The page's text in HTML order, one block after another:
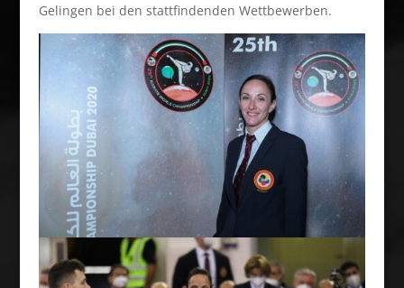
Gelingen bei den stattfindenden Wettbewerben.